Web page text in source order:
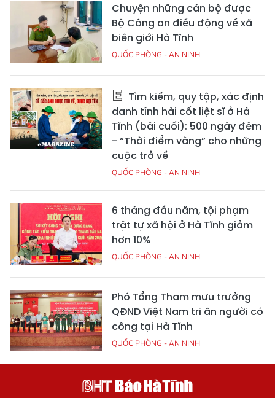
Chuyện những cán bộ được
Bộ Công an điều động về xã
biên giới Hà Tĩnh
QUỐC PHÒNG - AN NINH
Tìm kiếm, quy tập, xác định
danh tính hài cốt liệt sĩ ở Hà
Tĩnh (bài cuối): 500 ngày đêm
- “Thời điểm vàng” cho những
cuộc trở về
QUỐC PHÒNG - AN NINH
6 tháng đầu năm, tội phạm
trật tự xã hội ở Hà Tĩnh giảm
hơn 10%
QUỐC PHÒNG - AN NINH
Phó Tổng Tham mưu trưởng
QĐND Việt Nam tri ân người có
công tại Hà Tĩnh
QUỐC PHÒNG - AN NINH